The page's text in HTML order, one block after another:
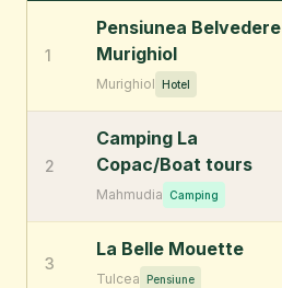
1
Pensiunea Belvedere
Murighiol
Murighiol Hotel
2
Camping La
Copac/Boat tours
Mahmudia Camping
3
La Belle Mouette
Tulcea Pensiune